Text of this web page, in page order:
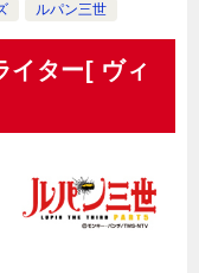
ルパン三世
イター[ ヴィ